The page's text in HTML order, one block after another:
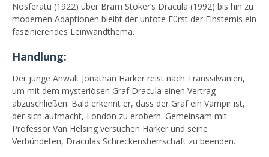
Nosferatu (1922) über Bram Stoker’s Dracula (1992) bis hin zu
modernen Adaptionen bleibt der untote Fürst der Finsternis ein
faszinierendes Leinwandthema.
Handlung:
Der junge Anwalt Jonathan Harker reist nach Transsilvanien,
um mit dem mysteriösen Graf Dracula einen Vertrag
abzuschließen. Bald erkennt er, dass der Graf ein Vampir ist,
der sich aufmacht, London zu erobern. Gemeinsam mit
Professor Van Helsing versuchen Harker und seine
Verbündeten, Draculas Schreckensherrschaft zu beenden.